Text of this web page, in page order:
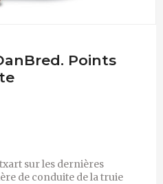
Points
sur les dernières
de conduite de la truie